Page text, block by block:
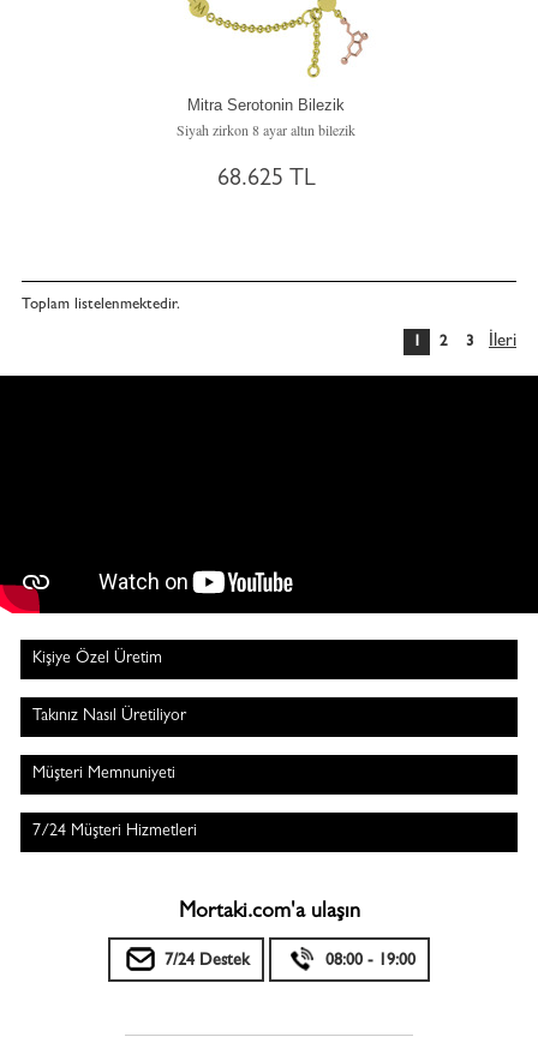
Mitra Serotonin Bilezik
Siyah zirkon 8 ayar altın bilezik
68.625 TL
Toplam listelenmektedir.
İleri
1 2 3
Kişiye Özel Üretim
Takınız Nasıl Üretiliyor
Müşteri Memnuniyeti
7/24 Müşteri Hizmetleri
Mortaki.com'a ulaşın
7/24 Destek 08:00 - 19:00